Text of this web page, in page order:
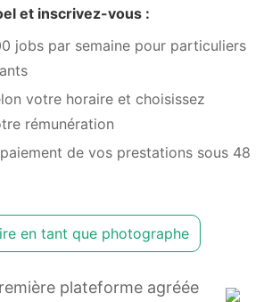
et inscrivez-vous :
jobs par semaine pour particuliers
votre horaire et choisissez
rémunération
de vos prestations sous 48
en tant que photographe
plateforme agréée